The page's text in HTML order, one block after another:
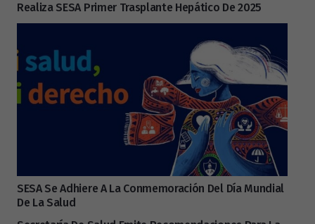
Realiza SESA Primer Trasplante Hepático De 2025
SESA Se Adhiere A La Conmemoración Del Día Mundial
De La Salud